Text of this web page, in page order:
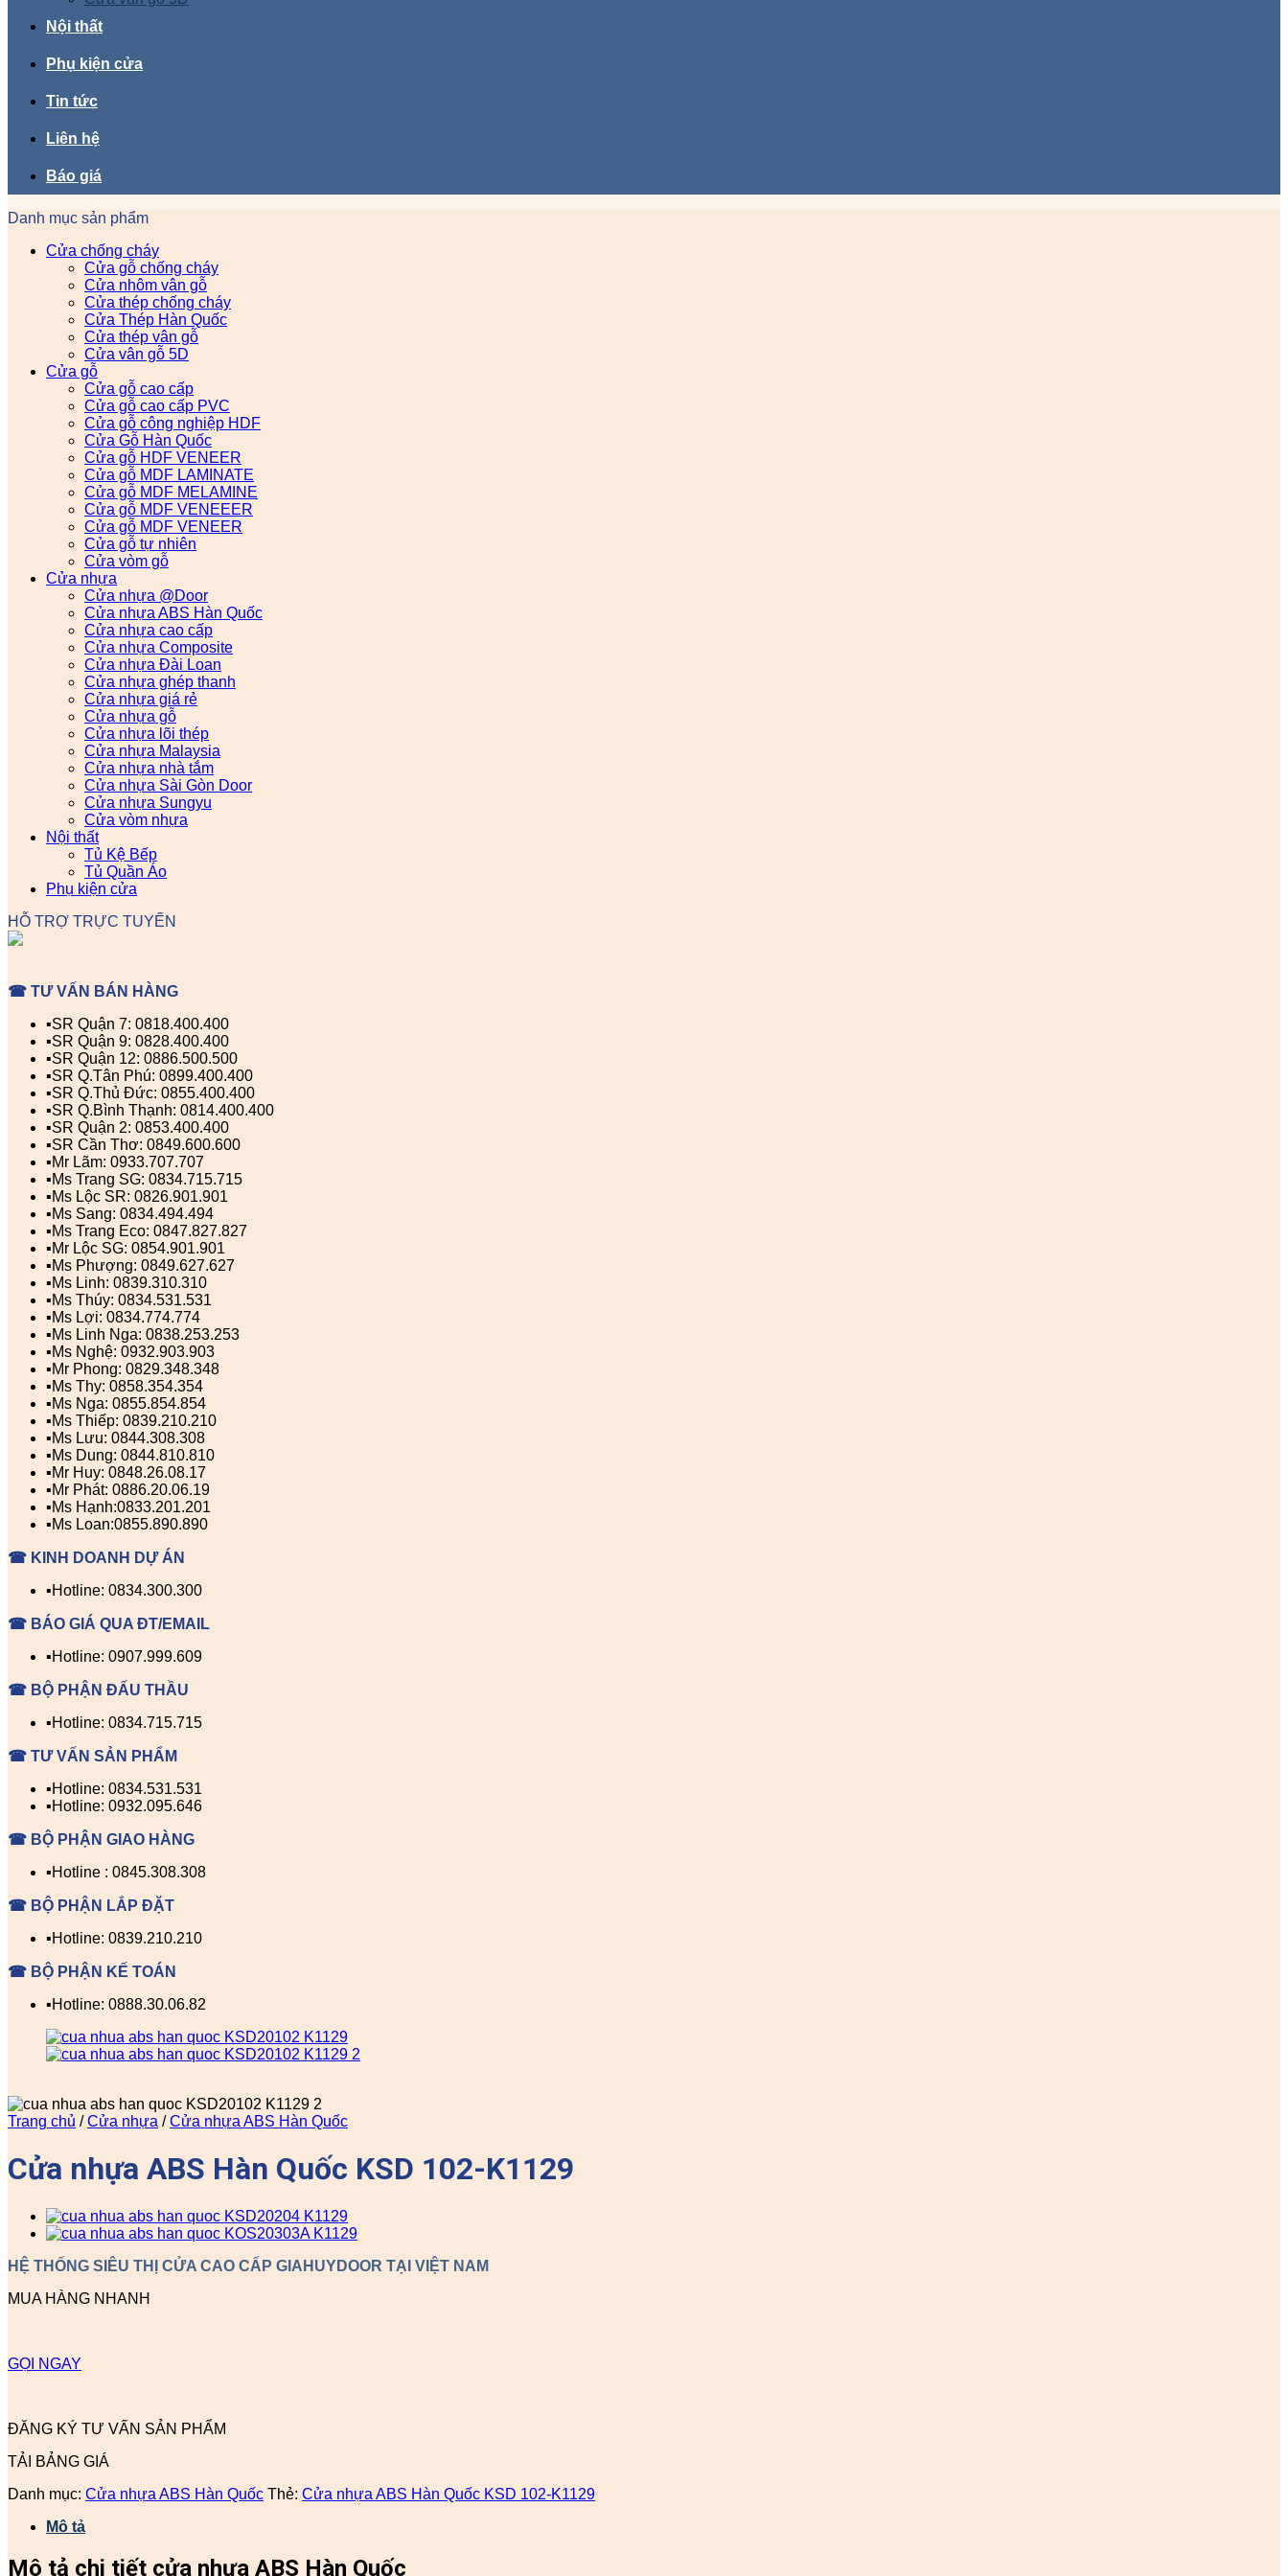
Nội thất
Phụ kiện cửa
Tin tức
Liên hệ
Báo giá
Danh mục sản phẩm
Cửa chống cháy
Cửa gỗ chống cháy
Cửa nhôm vân gỗ
Cửa thép chống cháy
Cửa Thép Hàn Quốc
Cửa thép vân gỗ
Cửa vân gỗ 5D
Cửa gỗ
Cửa gỗ cao cấp
Cửa gỗ cao cấp PVC
Cửa gỗ công nghiệp HDF
Cửa Gỗ Hàn Quốc
Cửa gỗ HDF VENEER
Cửa gỗ MDF LAMINATE
Cửa gỗ MDF MELAMINE
Cửa gỗ MDF VENEEER
Cửa gỗ MDF VENEER
Cửa gỗ tự nhiên
Cửa vòm gỗ
Cửa nhựa
Cửa nhựa @Door
Cửa nhựa ABS Hàn Quốc
Cửa nhựa cao cấp
Cửa nhựa Composite
Cửa nhựa Đài Loan
Cửa nhựa ghép thanh
Cửa nhựa giá rẻ
Cửa nhựa gỗ
Cửa nhựa lõi thép
Cửa nhựa Malaysia
Cửa nhựa nhà tắm
Cửa nhựa Sài Gòn Door
Cửa nhựa Sungyu
Cửa vòm nhựa
Nội thất
Tủ Kệ Bếp
Tủ Quần Áo
Phụ kiện cửa
HỖ TRỢ TRỰC TUYẾN
☎ TƯ VẤN BÁN HÀNG
▪️SR Quận 7: 0818.400.400
▪️SR Quận 9: 0828.400.400
▪️SR Quận 12: 0886.500.500
▪️SR Q.Tân Phú: 0899.400.400
▪️SR Q.Thủ Đức: 0855.400.400
▪️SR Q.Bình Thạnh: 0814.400.400
▪️SR Quận 2: 0853.400.400
▪️SR Cần Thơ: 0849.600.600
▪️Mr Lãm: 0933.707.707
▪️Ms Trang SG: 0834.715.715
▪️Ms Lộc SR: 0826.901.901
▪️Ms Sang: 0834.494.494
▪️Ms Trang Eco: 0847.827.827
▪️Mr Lộc SG: 0854.901.901
▪️Ms Phượng: 0849.627.627
▪️Ms Linh: 0839.310.310
▪️Ms Thúy: 0834.531.531
▪️Ms Lợi: 0834.774.774
▪️Ms Linh Nga: 0838.253.253
▪️Ms Nghệ: 0932.903.903
▪️Mr Phong: 0829.348.348
▪️Ms Thy: 0858.354.354
▪️Ms Nga: 0855.854.854
▪️Ms Thiếp: 0839.210.210
▪️Ms Lưu: 0844.308.308
▪️Ms Dung: 0844.810.810
▪️Mr Huy: 0848.26.08.17
▪️Mr Phát: 0886.20.06.19
▪️Ms Hạnh:0833.201.201
▪️Ms Loan:0855.890.890
☎ KINH DOANH DỰ ÁN
▪️Hotline: 0834.300.300
☎ BÁO GIÁ QUA ĐT/EMAIL
▪️Hotline: 0907.999.609
☎ BỘ PHẬN ĐẤU THẦU
▪️Hotline: 0834.715.715
☎ TƯ VẤN SẢN PHẨM
▪️Hotline: 0834.531.531
▪️Hotline: 0932.095.646
☎ BỘ PHẬN GIAO HÀNG
▪️Hotline : 0845.308.308
☎ BỘ PHẬN LẮP ĐẶT
▪️Hotline: 0839.210.210
☎ BỘ PHẬN KẾ TOÁN
▪️Hotline: 0888.30.06.82
Trang chủ / Cửa nhựa / Cửa nhựa ABS Hàn Quốc
Cửa nhựa ABS Hàn Quốc KSD 102-K1129
HỆ THỐNG SIÊU THỊ CỬA CAO CẤP GIAHUYDOOR TẠI VIỆT NAM
MUA HÀNG NHANH
GỌI NGAY
ĐĂNG KÝ TƯ VẤN SẢN PHẨM
TẢI BẢNG GIÁ
Danh mục: Cửa nhựa ABS Hàn Quốc Thẻ: Cửa nhựa ABS Hàn Quốc KSD 102-K1129
Mô tả
Mô tả chi tiết cửa nhựa ABS Hàn Quốc